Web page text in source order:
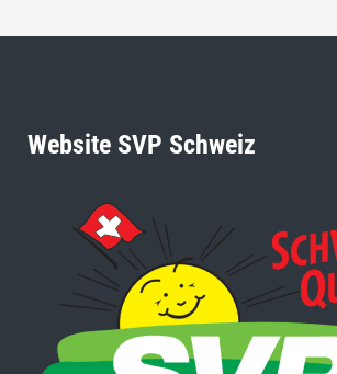
Website SVP Schweiz